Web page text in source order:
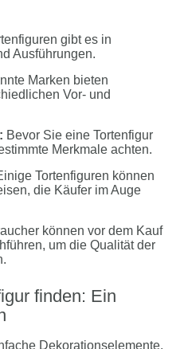
gibt es in
Ausführungen.
Marken bieten
Vor- und
Bevor Sie eine Tortenfigur
Merkmale achten.
Tortenfiguren können
die Käufer im Auge
können vor dem Kauf
um die Qualität der
finden: Ein
Dekorationselemente,